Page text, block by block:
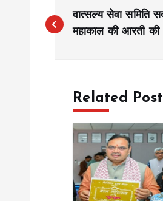
o
वात्सल्य सेवा समिति
महाकाल की आरती की
Related